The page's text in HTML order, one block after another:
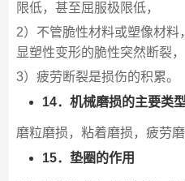
限低，甚至屈服极限低，
2）不管脆性材料或塑像材料
显塑性变形的脆性突然断裂，
3）疲劳断裂是损伤的积累。
14．机械磨损的主要类型
磨粒磨损，粘着磨损，疲劳
15．垫圈的作用